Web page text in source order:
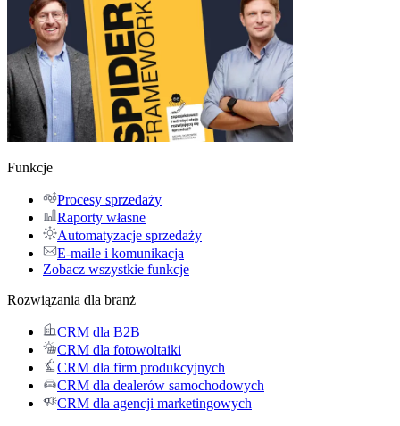
Funkcje
Procesy sprzedaży
Raporty własne
Automatyzacje sprzedaży
E-maile i komunikacja
Zobacz wszystkie funkcje
Rozwiązania dla branż
CRM dla B2B
CRM dla fotowoltaiki
CRM dla firm produkcyjnych
CRM dla dealerów samochodowych
CRM dla agencji marketingowych